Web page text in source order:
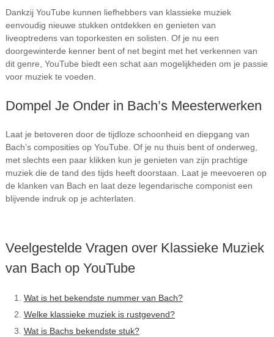
Dankzij YouTube kunnen liefhebbers van klassieke muziek
eenvoudig nieuwe stukken ontdekken en genieten van
liveoptredens van toporkesten en solisten. Of je nu een
doorgewinterde kenner bent of net begint met het verkennen van
dit genre, YouTube biedt een schat aan mogelijkheden om je passie
voor muziek te voeden.
Dompel Je Onder in Bach’s Meesterwerken
Laat je betoveren door de tijdloze schoonheid en diepgang van
Bach’s composities op YouTube. Of je nu thuis bent of onderweg,
met slechts een paar klikken kun je genieten van zijn prachtige
muziek die de tand des tijds heeft doorstaan. Laat je meevoeren op
de klanken van Bach en laat deze legendarische componist een
blijvende indruk op je achterlaten.
Veelgestelde Vragen over Klassieke Muziek
van Bach op YouTube
Wat is het bekendste nummer van Bach?
Welke klassieke muziek is rustgevend?
Wat is Bachs bekendste stuk?